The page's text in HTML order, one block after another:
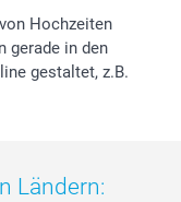
Hochzeiten
gerade in den
gestaltet, z.B.
Ländern: